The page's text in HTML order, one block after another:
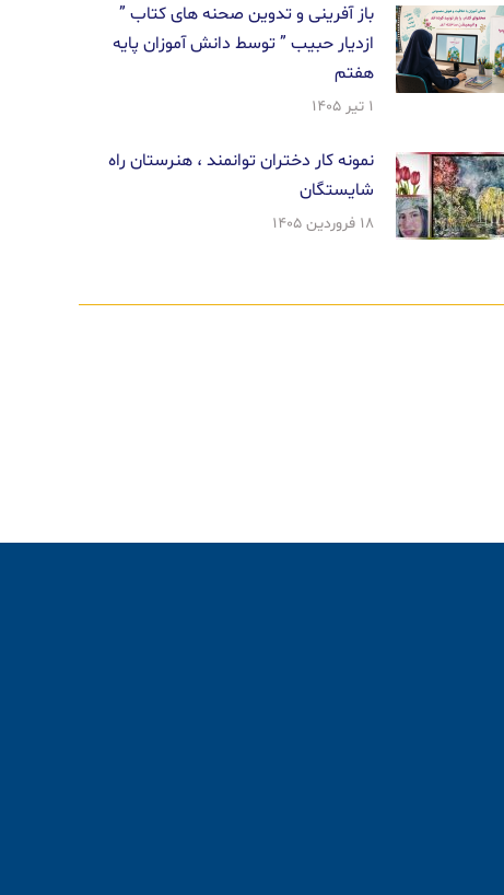
باز آفرینی و تدوین صحنه های کتاب ”
ازدیار حبیب ” توسط دانش آموزان پایه
هفتم
۱ تیر ۱۴۰۵
نمونه کار دختران توانمند ، هنرستان راه
شایستگان
۱۸ فروردین ۱۴۰۵